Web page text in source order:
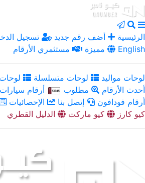
الرئيسية أضف رقم جديد تسجيل
مميزة
مستثمري الأرقام English
لوحات مواليد لوحات متسلسلة
أحدث الأرقام
مطلوب أرقام سيارات
أرقام فودافون
إتصل بنا الإحصائيات
كيو كارز
كيو ماركت الدليل القطري